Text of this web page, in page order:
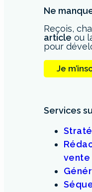
Ne
Reçois,
article ou
pour
Je
Services
vente